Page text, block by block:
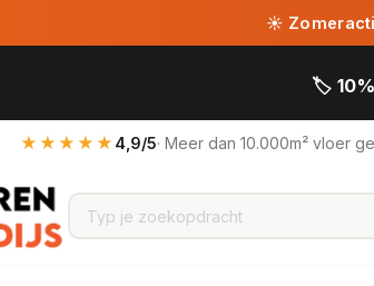
☀
🏷️
★★★★★ 4,9/5· Meer dan 10.000m² vloer